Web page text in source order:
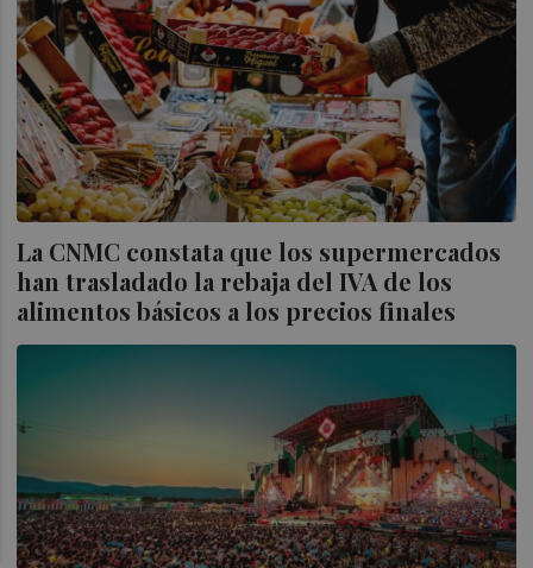
La CNMC constata que los supermercados
han trasladado la rebaja del IVA de los
alimentos básicos a los precios finales